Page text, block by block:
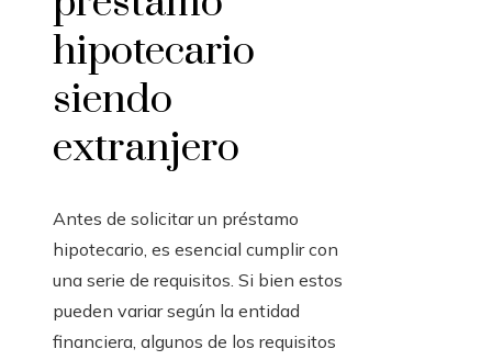
hipotecario
siendo
extranjero
Antes de solicitar un préstamo
hipotecario, es esencial cumplir con
una serie de requisitos. Si bien estos
pueden variar según la entidad
financiera, algunos de los requisitos